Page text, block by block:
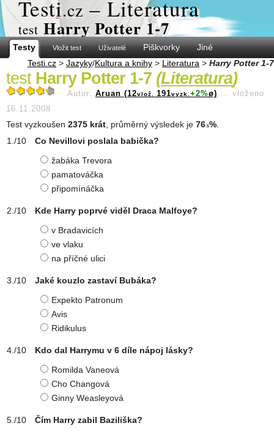
Testi.cz – Literatura
test Harry Potter 1-7
Testy Vložit test Uživatelé Piškvorky
Jiné
Testi.cz > Jazyky/Kultura a knihy > Literatura > Harry Potter 1-7
test Harry Potter 1-7 (Literatura)
Autor: Aruan (12vlož. 191vyzk. +2%ø) ... vloženo
16.11.2008
Test vyzkoušen 2375 krát , průměrný výsledek je 76 .5%
Co Nevillovi poslala babička?
žabáka Trevora
pamatováčka
připomínáčka
Kde Harry poprvé viděl Draca Malfoye?
v Bradavicích
ve vlaku
na příčné ulici
Jaké kouzlo zastaví Bubáka?
Expekto Patronum
Avis
Ridikulus
Kdo dal Harrymu v 6 díle nápoj lásky?
Romilda Vaneová
Cho Changová
Ginny Weasleyová
Čím Harry zabil Baziliška?